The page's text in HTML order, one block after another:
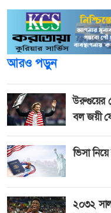
আরও পড়ুন
উরুগুয়ের
বল জয়ী
ভিসা নিয়ে
২০৩২ সাল